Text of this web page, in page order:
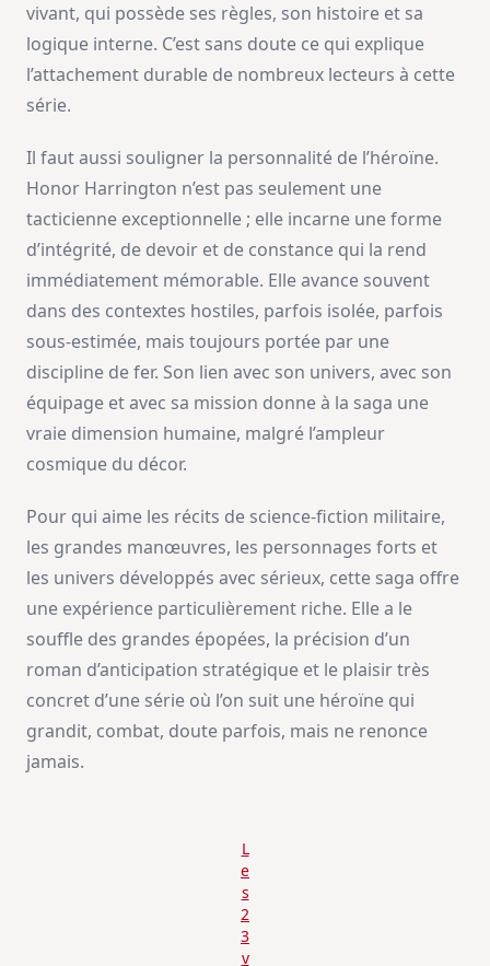
vivant, qui possède ses règles, son histoire et sa
logique interne. C’est sans doute ce qui explique
l’attachement durable de nombreux lecteurs à cette
série.
Il faut aussi souligner la personnalité de l’héroïne.
Honor Harrington n’est pas seulement une
tacticienne exceptionnelle ; elle incarne une forme
d’intégrité, de devoir et de constance qui la rend
immédiatement mémorable. Elle avance souvent
dans des contextes hostiles, parfois isolée, parfois
sous-estimée, mais toujours portée par une
discipline de fer. Son lien avec son univers, avec son
équipage et avec sa mission donne à la saga une
vraie dimension humaine, malgré l’ampleur
cosmique du décor.
Pour qui aime les récits de science-fiction militaire,
les grandes manœuvres, les personnages forts et
les univers développés avec sérieux, cette saga offre
une expérience particulièrement riche. Elle a le
souffle des grandes épopées, la précision d’un
roman d’anticipation stratégique et le plaisir très
concret d’une série où l’on suit une héroïne qui
grandit, combat, doute parfois, mais ne renonce
jamais.
L
e
s
2
3
v